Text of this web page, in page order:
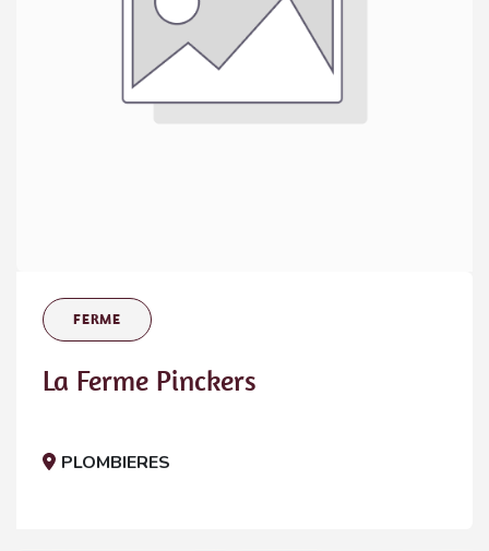
FERME
La Ferme Pinckers
PLOMBIERES